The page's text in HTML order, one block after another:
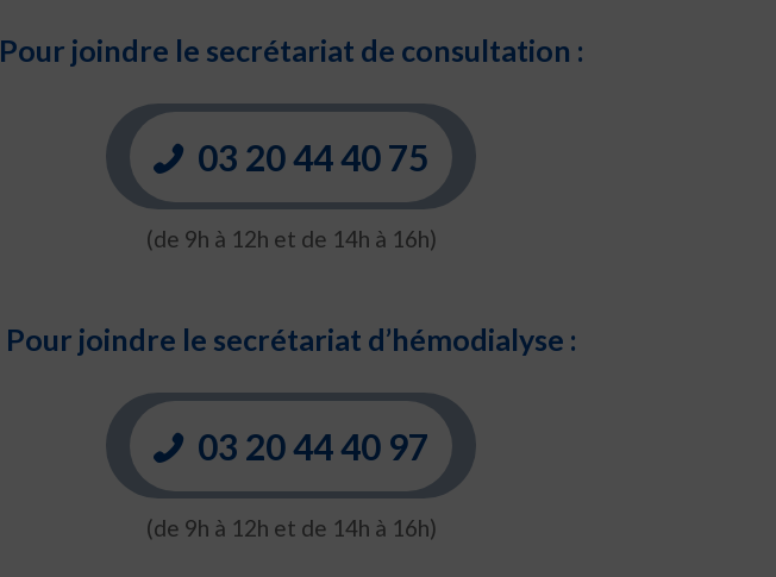
Pour joindre le secrétariat de consultation :
03 20 44 40 75
(de 9h à 12h et de 14h à 16h)
Pour joindre le secrétariat d’hémodialyse :
03 20 44 40 97
(de 9h à 12h et de 14h à 16h)